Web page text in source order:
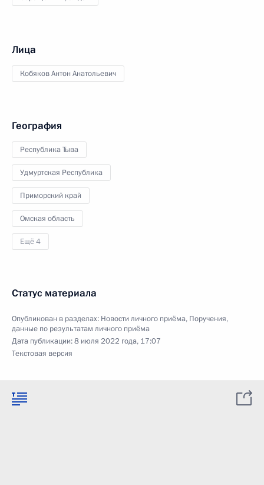
Лица
Кобяков Антон Анатольевич
География
Республика Тыва
Удмуртская Республика
Приморский край
Омская область
Ещё 4
Статус материала
Опубликован в разделах: Новости личного приёма, Поручения,
данные по результатам личного приёма
Дата публикации:8 июля 2022 года, 17:07
Текстовая версия